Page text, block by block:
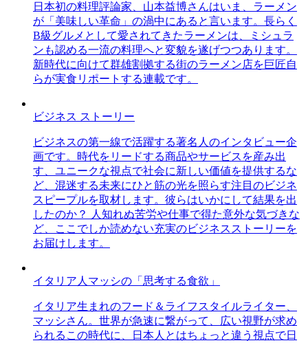
日本初の料理評論家、山本益博さんはいま、ラーメン
が「美味しい革命」の渦中にあると言います。長らく
B級グルメとして愛されてきたラーメンは、ミシュラ
ンも認める一流の料理へと変貌を遂げつつあります。
新時代に向けて群雄割拠する街のラーメン店を巨匠自
らが実食リポートする連載です。
ビジネス ストーリー
ビジネスの第一線で活躍する著名人のインタビュー企
画です。時代をリードする商品やサービスを産み出
す、ユニークな視点で社会に新しい価値を提供するな
ど、混迷する未来にひと筋の光を照らす注目のビジネ
スピープルを取材します。彼らはいかにして結果を出
したのか？ 人知れぬ苦労や仕事で得た意外な気づきな
ど、ここでしか読めない充実のビジネスストーリーを
お届けします。
イタリア人マッシの「思考する食欲」
イタリア生まれのフード＆ライフスタイルライター、
マッシさん。世界が急速に繋がって、広い視野が求め
られるこの時代に、日本人とはちょっと違う視点で日